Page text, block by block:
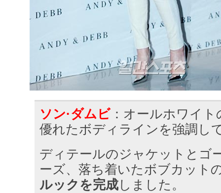
ソン·ダムビ：オールホワイ
優れたボディラインを強調し
ディテールのジャケットとゴ
ーズ、落ち着いたボブカット
ルックを完成しました。